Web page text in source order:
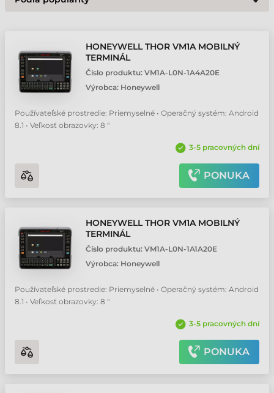
HONEYWELL THOR VM1A MOBILNÝ
TERMINÁL
Číslo produktu: VM1A-L0N-1A4A20E
Výrobca: Honeywell
Používateľské prostredie: Priemyselné • Operačný systém: Android
8.1 • Veľkosť obrazovky: 8 "
3-5 pracovných dní
PONUKA
HONEYWELL THOR VM1A MOBILNÝ
TERMINÁL
Číslo produktu: VM1A-L0N-1A1A20E
Výrobca: Honeywell
Používateľské prostredie: Priemyselné • Operačný systém: Android
8.1 • Veľkosť obrazovky: 8 "
3-5 pracovných dní
PONUKA